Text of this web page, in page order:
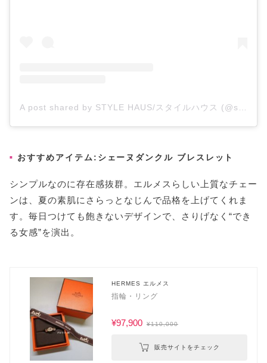
おすすめアイテム:シェーヌダンクル ブレスレット
シンプルなのに存在感抜群。エルメスらしい上質なチェー
ンは、夏の素肌にさらっとなじんで品格を上げてくれま
す。毎日つけても飽きないデザインで、さりげなく“でき
る女感”を演出。
HERMES エルメス
指輪・リング
¥97,900 ¥110,000
販売サイトをチェック